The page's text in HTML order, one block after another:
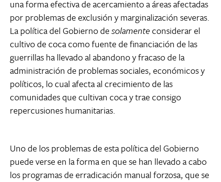
una forma efectiva de acercamiento a áreas afectadas
por problemas de exclusión y marginalización severas.
La política del Gobierno desolamenteconsiderar el
cultivo de coca como fuente de financiación de las
guerrillas ha llevado al abandono y fracaso de la
administración de problemas sociales, económicos y
políticos, lo cual afecta al crecimiento de las
comunidades que cultivan coca y trae consigo
repercusiones humanitarias.
Uno de los problemas de esta política del Gobierno
puede verse en la forma en que se han llevado a cabo
los programas de erradicación manual forzosa, que se